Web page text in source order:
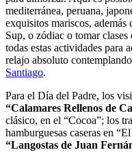
mediterránea, peruana,
exquisitos mariscos, además
Sup, o zódiac o tomar
todas estas actividades para
relajo absoluto
Santiago.
Para el Día del Padre, los
“Calamares Rellenos de
clásico, en el “Cocoa”; los
hamburguesas caseras en
“Langostas de Juan